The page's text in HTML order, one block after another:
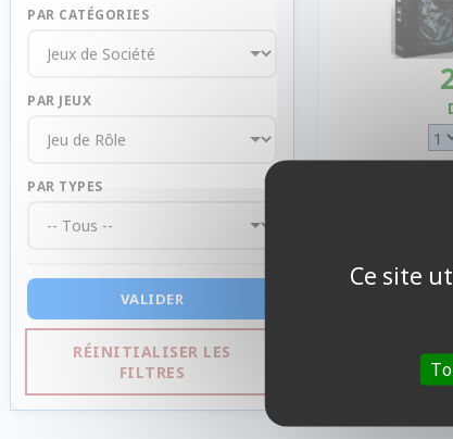
PAR CATÉGORIES
PAR JEUX
PAR TYPES
VALIDER
RÉINITIALISER LES
FILTRES
Ce site